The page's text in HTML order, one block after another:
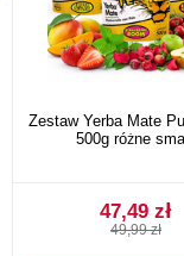
Zestaw Yerba Mate
500g różne
47,49 zł
49,99 zł